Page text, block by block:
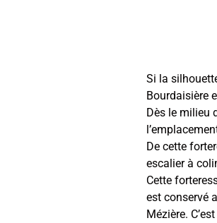
Si la
Bourdaisière
Dès le milieu
De cette
escalier à
Cette
est conservé
Mézière.